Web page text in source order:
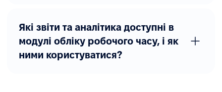
Які звіти та аналітика доступні в
модулі обліку робочого часу, і як
ними користуватися?